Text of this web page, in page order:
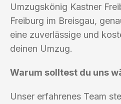
Umzugskönig Kastner
Freiburg im Breisgau,
eine zuverlässige und
deinen Umzug.
Warum solltest du uns
Unser erfahrenes Team